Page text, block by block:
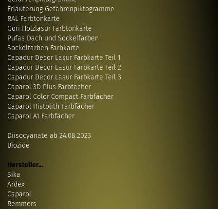
Erläuterung Gefahrenpiktogramme
RAL Farbtonkarte
Gori Holzlasur Farbtonkarte
Pufas Dach und Sockelfarben
Sockelfarben Farbkarte
Capadur Decor Lasur Farbkarte Teil 1
Capadur Decor Lasur Farbkarte Teil 2
Capadur Decor Lasur Farbkarte Teil 3
Caparol 3D Plus Farbfächer
Caparol Color Compact Farbfächer
Caparol Histolith Farbfächer
Caparol A1 Farbfächer
Diisocyanate ab 24.08.2023
Biozide
Hersteller...
Sika
Ardex
Caparol
Remmers